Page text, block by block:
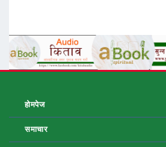
होमपेज
समाचार